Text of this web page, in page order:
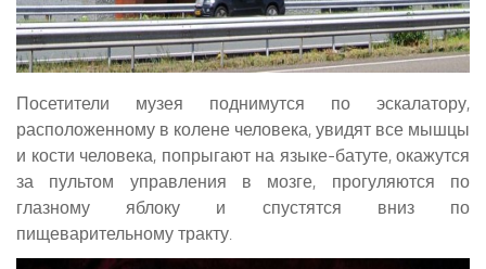
Посетители музея поднимутся по эскалатору,
расположенному в колене человека, увидят все мышцы
и кости человека, попрыгают на языке-батуте, окажутся
за пультом управления в мозге, прогуляются по
глазному яблоку и спустятся вниз по
пищеварительному тракту.